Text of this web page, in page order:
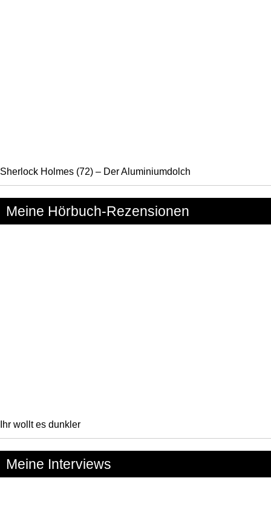
Sherlock Holmes (72) – Der Aluminiumdolch
Meine Hörbuch-Rezensionen
Ihr wollt es dunkler
Meine Interviews